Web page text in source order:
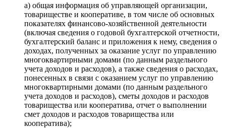
а) общая информация об управляющей организации,
товариществе и кооперативе, в том числе об основных
показателях финансово-хозяйственной деятельности
(включая сведения о годовой бухгалтерской отчетности,
бухгалтерский баланс и приложения к нему, сведения о
доходах, полученных за оказание услуг по управлению
многоквартирными домами (по данным раздельного
учета доходов и расходов), а также сведения о расходах,
понесенных в связи с оказанием услуг по управлению
многоквартирными домами (по данным раздельного
учета доходов и расходов), сметы доходов и расходов
товарищества или кооператива, отчет о выполнении
смет доходов и расходов товарищества или
кооператива);